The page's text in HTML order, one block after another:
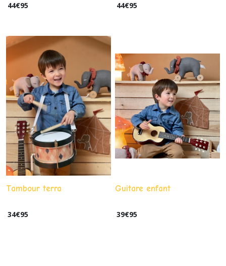
44€95 44€95
Tambour terra
34€95
Guitare enfant
39€95